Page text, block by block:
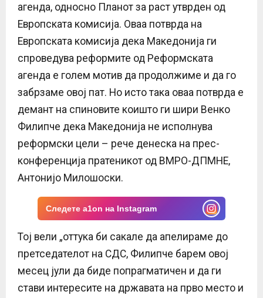
агенда, односно Планот за раст утврден од
Европската комисија. Оваа потврда на
Европската комисија дека Македонија ги
спроведува реформите од Реформската
агенда е голем мотив да продолжиме и да го
забрзаме овој пат. Но исто така оваа потврда е
демант на спиновите коишто ги шири Венко
Филипче дека Македонија не исполнува
реформски цели – рече денеска на прес-
конференција пратеникот од ВМРО-ДПМНЕ,
Антонијо Милошоски.
Следете a1on на Instagram
Тој вели „оттука би сакале да апелираме до
претседателот на СДС, Филипче барем овој
месец јули да биде попрагматичен и да ги
стави интересите на државата на прво место и